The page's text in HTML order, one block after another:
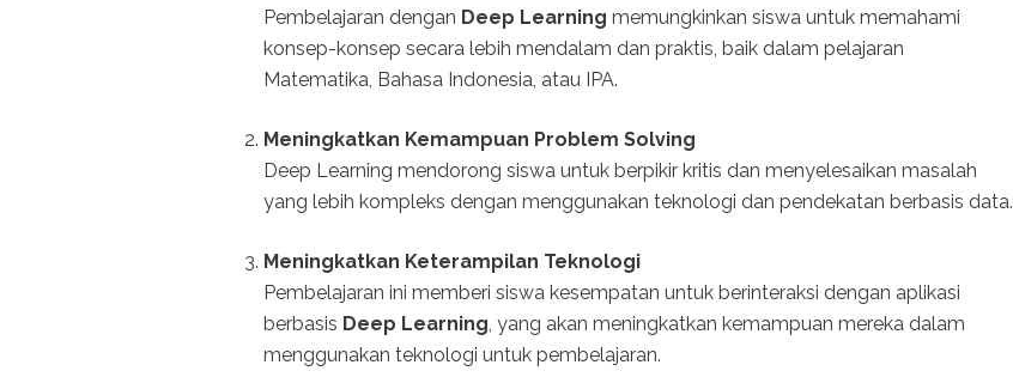
Pembelajaran dengan Deep Learning memungkinkan siswa untuk memahami
konsep-konsep secara lebih mendalam dan praktis, baik dalam pelajaran
Matematika, Bahasa Indonesia, atau IPA.
Meningkatkan Kemampuan Problem Solving
Deep Learning mendorong siswa untuk berpikir kritis dan menyelesaikan masalah
yang lebih kompleks dengan menggunakan teknologi dan pendekatan berbasis data.
Meningkatkan Keterampilan Teknologi
Pembelajaran ini memberi siswa kesempatan untuk berinteraksi dengan aplikasi
berbasis Deep Learning, yang akan meningkatkan kemampuan mereka dalam
menggunakan teknologi untuk pembelajaran.